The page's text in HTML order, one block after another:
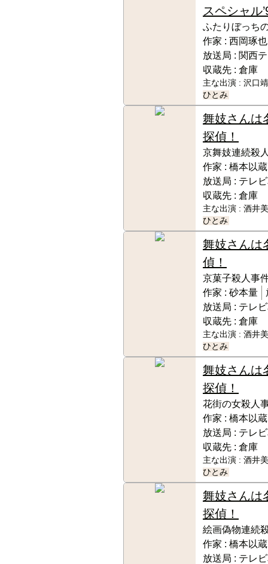
スペシャル
ふたりぼっち
作家 : 西岡琢也
放送局 : 関西
収蔵先 : 倉庫
主な出演 : 沢口
ひとみ
舞妓さんは
探偵！
京舞妓連続殺
作家 : 橋本以蔵
放送局 : テレ
収蔵先 : 倉庫
主な出演 : 酒井
ひとみ
舞妓さんは
偵！
京菓子殺人事
作家 : 砂本量
放送局 : テレ
収蔵先 : 倉庫
主な出演 : 酒井
ひとみ
舞妓さんは
探偵！
花街の女殺人
作家 : 橋本以蔵
放送局 : テレ
収蔵先 : 倉庫
主な出演 : 酒井
ひとみ
舞妓さんは
探偵！
絵画偽物連続
作家 : 橋本以蔵
放送局 : テレ